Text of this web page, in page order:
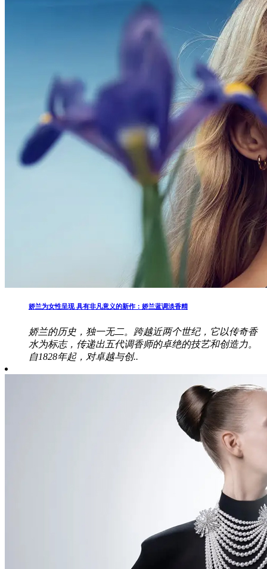
娇兰为女性呈现 具有非凡意义的新作：娇兰蓝调淡香精
娇兰的历史，独一无二。跨越近两个世纪，它以传奇香
水为标志，传递出五代调香师的卓绝的技艺和创造力。
自1828年起，对卓越与创..